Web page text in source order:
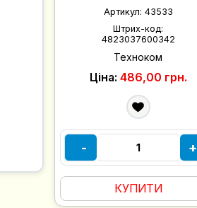
Артикул: 43533
Штрих-код:
4823037600342
Техноком
Ціна: 486,00 грн.
- +
КУПИТИ